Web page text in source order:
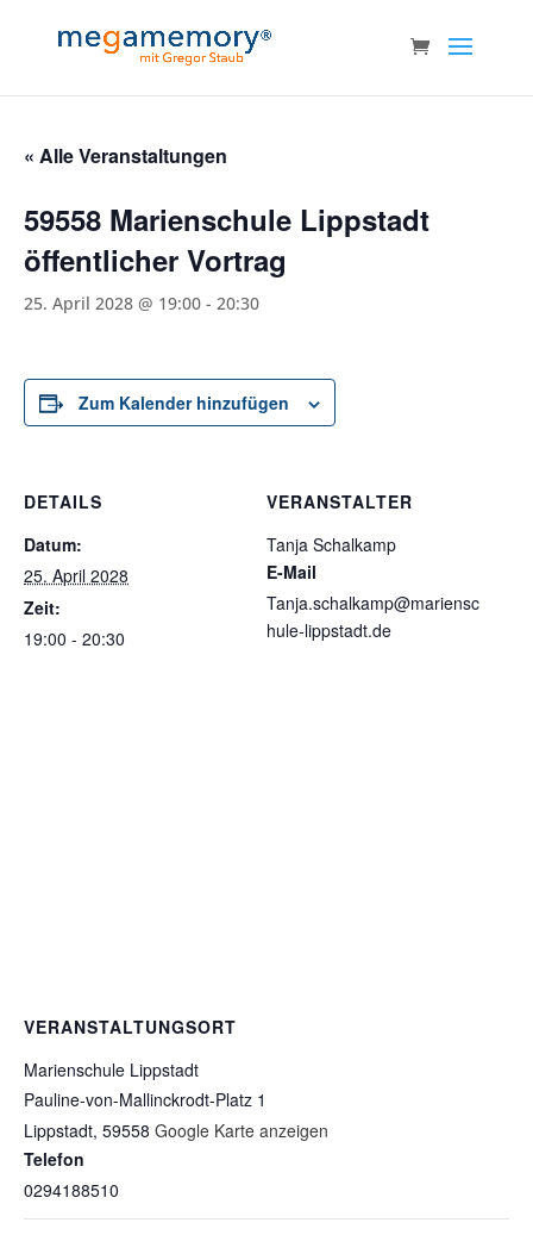
« Alle Veranstaltungen
59558 Marienschule Lippstadt
öffentlicher Vortrag
25. April 2028 @ 19:00 - 20:30
Zum Kalender hinzufügen
DETAILS
Datum:
25. April 2028
Zeit:
19:00 - 20:30
VERANSTALTER
Tanja Schalkamp
E-Mail
Tanja.schalkamp@mariensc
hule-lippstadt.de
VERANSTALTUNGSORT
Marienschule Lippstadt
Pauline-von-Mallinckrodt-Platz 1
Lippstadt, 59558 Google Karte anzeigen
Telefon
0294188510